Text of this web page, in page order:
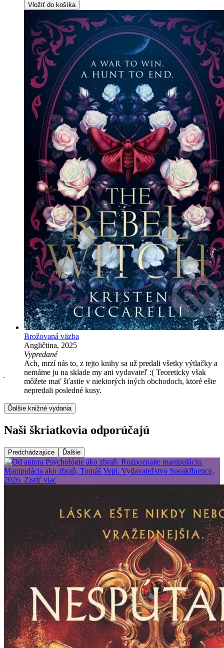
Vložiť do košíka
Brožovaná väzba
Angličtina, 2025
Vypredané
Ach, mrzí nás to, z tejto knihy sa už predali všetky výtlačky a
nemáme ju na sklade my ani vydavateľ :( Teoreticky však
môžete mať šťastie v niektorých iných obchodoch, ktoré ešte
nepredali posledné kusy.
Ďalšie knižné vydania
Naši škriatkovia odporúčajú
Predchádzajúce Ďalšie